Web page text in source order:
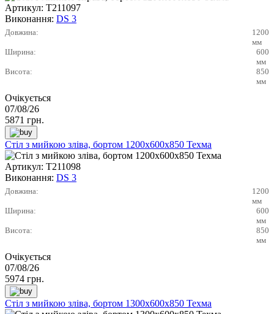
Артикул: Т211097
Виконання: DS 3
Довжина:
1200
мм
Ширина:
600
мм
Висота:
850
мм
Очікується
07/08/26
5871 грн.
Стіл з мийкою зліва, бортом 1200х600х850 Техма
Артикул: Т211098
Виконання: DS 3
Довжина:
1200
мм
Ширина:
600
мм
Висота:
850
мм
Очікується
07/08/26
5974 грн.
Стіл з мийкою зліва, бортом 1300х600х850 Техма